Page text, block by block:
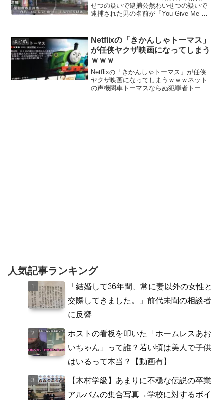
せつの疑いで逮捕公然わいせつの疑いで
逮捕された男の名前が「You Give Me All
う☀今日も一...
まとめ
Netflixの「きかんしゃトーマス」
が任侠ヤクザ映画になってしまう
ｗｗｗ
Netflixの「きかんしゃトーマス」が任侠
ヤクザ映画になってしまうｗｗｗネット
の声機関車トーマスならぬ犯罪者トーマ
人気記事ランキング
「結婚して36年間、常に妻以外の女性と
交際してきました。」前代未聞の相談者
に反響
ホストの看板を叩いた「ホームレスあお
いちゃん」って誰？若い頃は美人で子供
はいるって本当？【動画有】
【木村学級】あまりに不穏な伝説の卒業
アルバムの集合写真→学校に対するボイ